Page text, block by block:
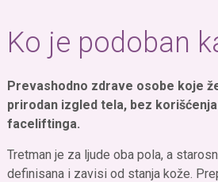
Ko je podoban
Prevashodno zdrave osobe koje
prirodan izgled tela, bez
faceliftinga.
Tretman je za ljude oba pola, a
definisana i zavisi od stanja kože.